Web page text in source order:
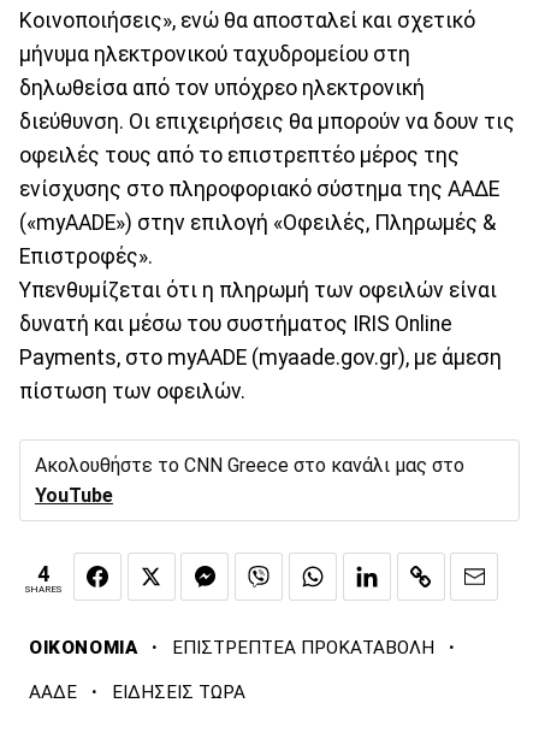
Κοινοποιήσεις», ενώ θα αποσταλεί και σχετικό
μήνυμα ηλεκτρονικού ταχυδρομείου στη
δηλωθείσα από τον υπόχρεο ηλεκτρονική
διεύθυνση. Οι επιχειρήσεις θα μπορούν να δουν τις
οφειλές τους από το επιστρεπτέο μέρος της
ενίσχυσης στο πληροφοριακό σύστημα της ΑΑΔΕ
(«myAADE») στην επιλογή «Οφειλές, Πληρωμές &
Επιστροφές».
Υπενθυμίζεται ότι η πληρωμή των οφειλών είναι
δυνατή και μέσω του συστήματος IRIS Online
Payments, στο myAADE (myaade.gov.gr), με άμεση
πίστωση των οφειλών.
Ακολουθήστε το CNN Greece στο κανάλι μας στο
YouTube
4
SHARES
ΟΙΚΟΝΟΜΙΑ · ΕΠΙΣΤΡΕΠΤΕΑ ΠΡΟΚΑΤΑΒΟΛΗ ·
ΑΑΔΕ · ΕΙΔΗΣΕΙΣ ΤΩΡΑ